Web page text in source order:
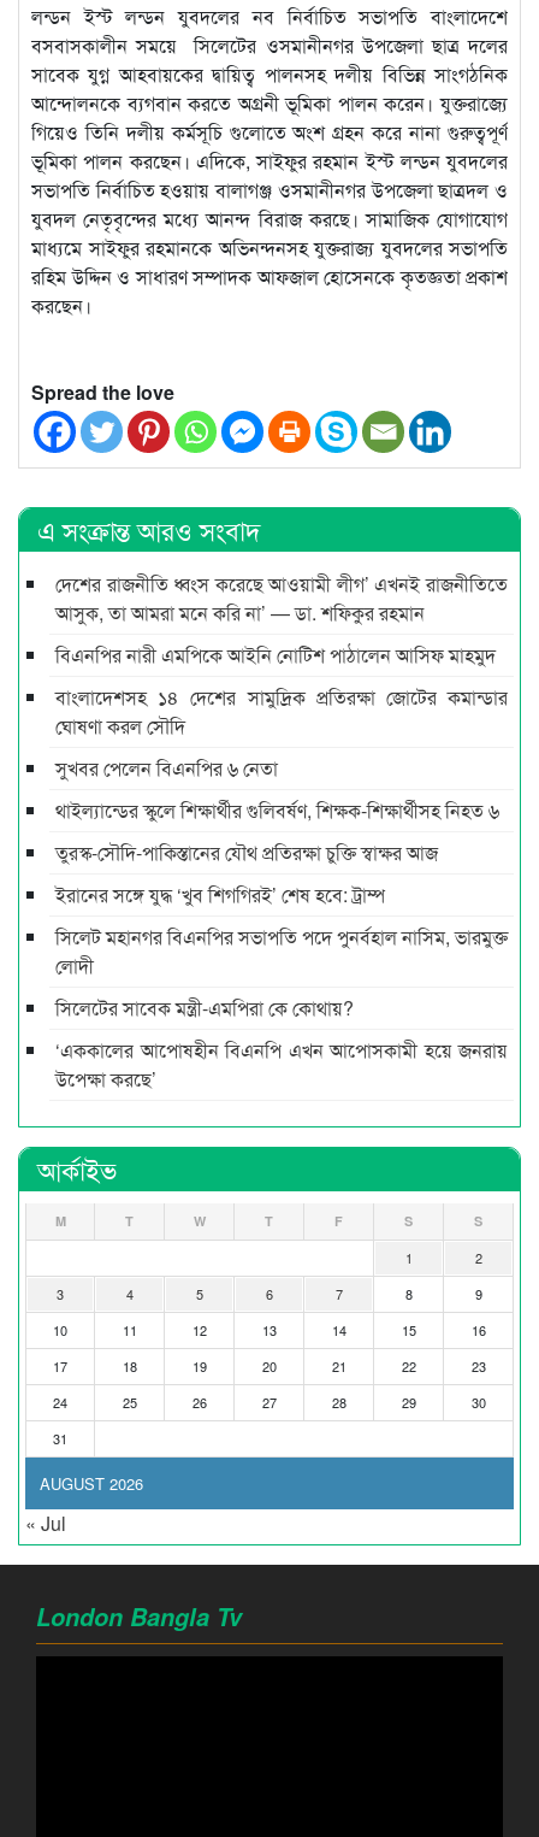
লন্ডন ইস্ট লন্ডন যুবদলের নব নির্বাচিত সভাপতি বাংলাদেশে
বসবাসকালীন সময়ে সিলেটের ওসমানীনগর উপজেলা ছাত্র দলের
সাবেক যুগ্ন আহবায়কের দ্বায়িত্ব পালনসহ দলীয় বিভিন্ন সাংগঠনিক
আন্দোলনকে ব্যগবান করতে অগ্রনী ভূমিকা পালন করেন। যুক্তরাজ্যে
গিয়েও তিনি দলীয় কর্মসূচি গুলোতে অংশ গ্রহন করে নানা গুরুত্বপূর্ণ
ভূমিকা পালন করছেন। এদিকে, সাইফুর রহমান ইস্ট লন্ডন যুবদলের
সভাপতি নির্বাচিত হওয়ায় বালাগঞ্জ ওসমানীনগর উপজেলা ছাত্রদল ও
যুবদল নেতৃবৃন্দের মধ্যে আনন্দ বিরাজ করছে। সামাজিক যোগাযোগ
মাধ্যমে সাইফুর রহমানকে অভিনন্দনসহ যুক্তরাজ্য যুবদলের সভাপতি
রহিম উদ্দিন ও সাধারণ সম্পাদক আফজাল হোসেনকে কৃতজ্ঞতা প্রকাশ
করছেন।
Spread the love
এ সংক্রান্ত আরও সংবাদ
দেশের রাজনীতি ধ্বংস করেছে আওয়ামী লীগ’ এখনই রাজনীতিতে
আসুক, তা আমরা মনে করি না’ — ডা. শফিকুর রহমান
বিএনপির নারী এমপিকে আইনি নোটিশ পাঠালেন আসিফ মাহমুদ
বাংলাদেশসহ ১৪ দেশের সামুদ্রিক প্রতিরক্ষা জোটের কমান্ডার
ঘোষণা করল সৌদি
সুখবর পেলেন বিএনপির ৬ নেতা
থাইল্যান্ডের স্কুলে শিক্ষার্থীর গুলিবর্ষণ, শিক্ষক-শিক্ষার্থীসহ নিহত ৬
তুরস্ক-সৌদি-পাকিস্তানের যৌথ প্রতিরক্ষা চুক্তি স্বাক্ষর আজ
ইরানের সঙ্গে যুদ্ধ ‘খুব শিগগিরই’ শেষ হবে: ট্রাম্প
সিলেট মহানগর বিএনপির সভাপতি পদে পুনর্বহাল নাসিম, ভারমুক্ত
লোদী
সিলেটের সাবেক মন্ত্রী-এমপিরা কে কোথায়?
‘এককালের আপোষহীন বিএনপি এখন আপোসকামী হয়ে জনরায়
উপেক্ষা করছে’
আর্কাইভ
AUGUST 2026
M T W T F S S
1
2
3
4 5 6 7 8
9
10
11 12 13 14 15
16
17
18 19 20 21 22
23
24
25 26 27 28 29
30
31
« Jul
London Bangla Tv